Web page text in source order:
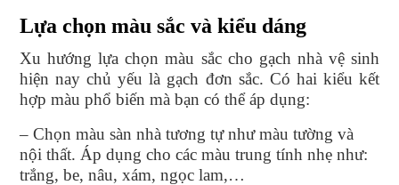
Lựa chọn màu sắc và kiểu dáng
Xu hướng lựa chọn màu sắc cho gạch nhà vệ sinh
hiện nay chủ yếu là gạch đơn sắc. Có hai kiểu kết
hợp màu phổ biến mà bạn có thể áp dụng:
– Chọn màu sàn nhà tương tự như màu tường và
nội thất. Áp dụng cho các màu trung tính nhẹ như:
trắng, be, nâu, xám, ngọc lam,…